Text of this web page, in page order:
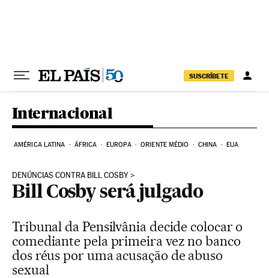
SUSCRÍBETE
Internacional
AMÉRICA LATINA ÁFRICA EUROPA ORIENTE MÉDIO CHINA EUA
DENÚNCIAS CONTRA BILL COSBY
Bill Cosby será julgado
Tribunal da Pensilvânia decide colocar o
comediante pela primeira vez no banco
dos réus por uma acusação de abuso
sexual